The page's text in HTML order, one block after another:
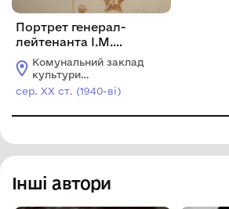
Портрет генерал-
лейтенанта І.М.
Чистякова
Комунальний заклад
культури
«Миколаївський
обласний художній
сер. ХХ ст. (1940-ві)
Інші автори